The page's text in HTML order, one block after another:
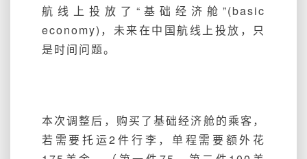
航线上投放了“基础经济舱”(basic
economy)，未来在中国航线上投放，只
是时间问题。
本次调整后，购买了基础经济舱的乘客，
若需要托运2件行李，单程需要额外花